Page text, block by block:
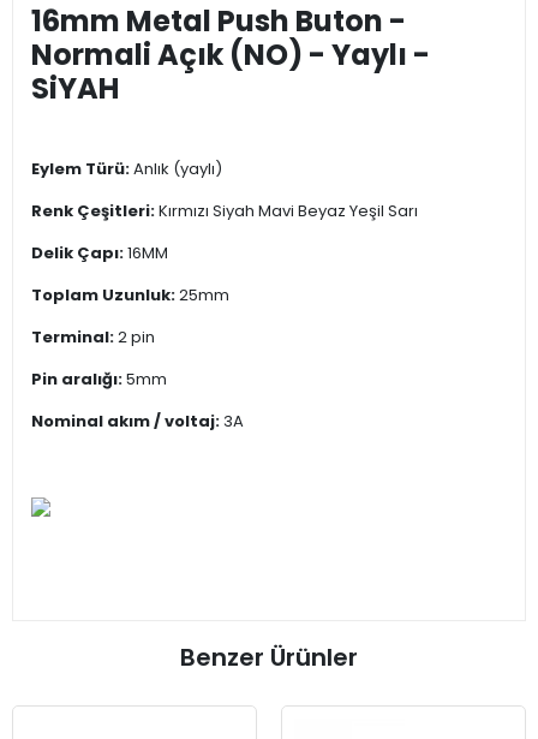
16mm Metal Push Buton -
Normali Açık (NO) - Yaylı -
SiYAH
Eylem Türü:Anlık (yaylı)
Renk Çeşitleri:Kırmızı Siyah Mavi Beyaz Yeşil Sarı
Delik Çapı:16MM
Toplam Uzunluk:25mm
Terminal:2 pin
Pin aralığı:5mm
Nominal akım / voltaj:3A
Benzer Ürünler